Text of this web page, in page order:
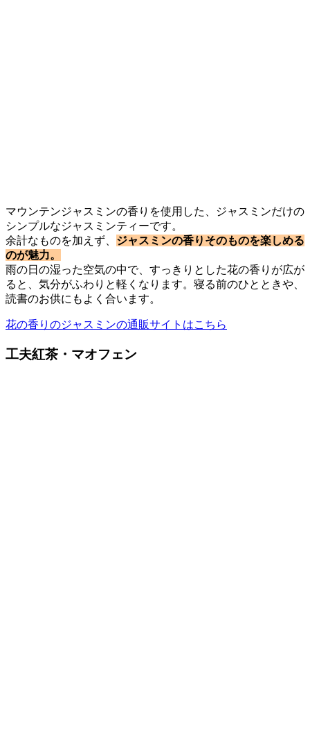
マウンテンジャスミンの香りを使用した、ジャスミンだけの
シンプルなジャスミンティーです。
余計なものを加えず、 ジャスミンの香りそのものを楽しめる
のが魅力。
雨の日の湿った空気の中で、すっきりとした花の香りが広が
ると、気分がふわりと軽くなります。寝る前のひとときや、
読書のお供にもよく合います。
花の香りのジャスミンの通販サイトはこちら
工夫紅茶・マオフェン